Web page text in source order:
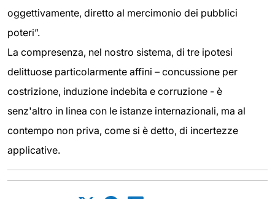
oggettivamente, diretto al mercimonio dei pubblici
poteri”.
La compresenza, nel nostro sistema, di tre ipotesi
delittuose particolarmente affini – concussione per
costrizione, induzione indebita e corruzione - è
senz'altro in linea con le istanze internazionali, ma al
contempo non priva, come si è detto, di incertezze
applicative.